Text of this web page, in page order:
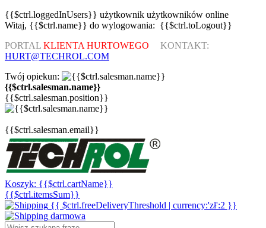
{{$ctrl.loggedInUsers}} użytkownik użytkowników online
Witaj, {{$ctrl.name}} do wylogowania: {{$ctrl.toLogout}}
PORTAL KLIENTA HURTOWEGO
KONTAKT:
HURT@TECHROL.COM
Twój opiekun:
{{$ctrl.salesman.name}}
{{$ctrl.salesman.position}}
{{$ctrl.salesman.email}}
Koszyk: {{$ctrl.cartName}}
{{$ctrl.itemsSum}}
{{ $ctrl.freeDeliveryThreshold | currency:'zł':2 }}
darmowa